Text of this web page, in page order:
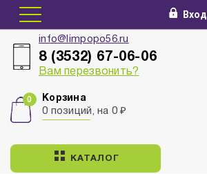
Вход
info@limpopo56.ru
8 (3532) 67-06-06
Вам перезвонить?
Корзина
0 позиций, на 0 ₽
КАТАЛОГ